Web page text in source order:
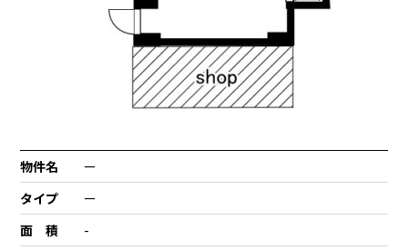
物件名
ー
タイプ
ー
面 積
-